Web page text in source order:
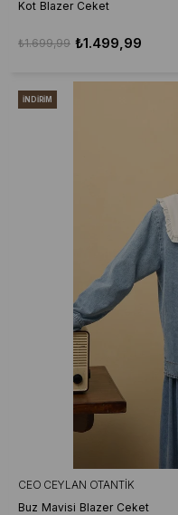
Kot Blazer Ceket
₺1.499,99
₺1.699,99
CEO CEYLAN OTANTIK
Buz Mavisi Blazer Ceket
İNDIRIM